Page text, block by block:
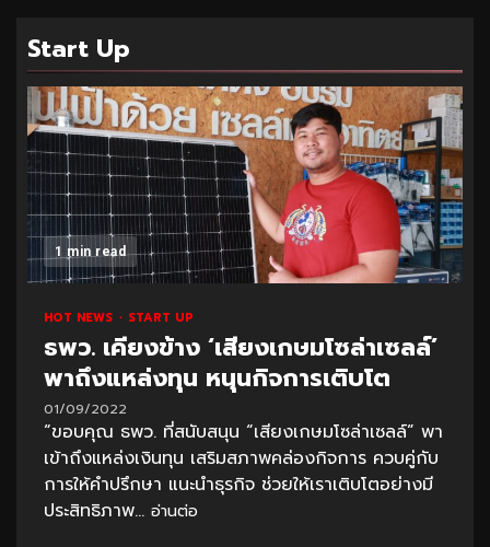
Start Up
1 min read
HOT NEWS START UP
ธพว. เคียงข้าง ‘เสียงเกษมโซล่าเซลล์’
พาถึงแหล่งทุน หนุนกิจการเติบโต
01/09/2022
“ขอบคุณ ธพว. ที่สนับสนุน “เสียงเกษมโซล่าเซลล์” พา
เข้าถึงแหล่งเงินทุน เสริมสภาพคล่องกิจการ ควบคู่กับ
การให้คำปรึกษา แนะนำธุรกิจ ช่วยให้เราเติบโตอย่างมี
ประสิทธิภาพ... อ่านต่อ